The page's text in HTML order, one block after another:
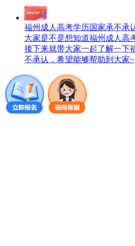
福州成人高考学历国家承不承
大家是不是想知道福州成人高
接下来就带大家一起了解一下
不承认，希望能够帮助到大家~